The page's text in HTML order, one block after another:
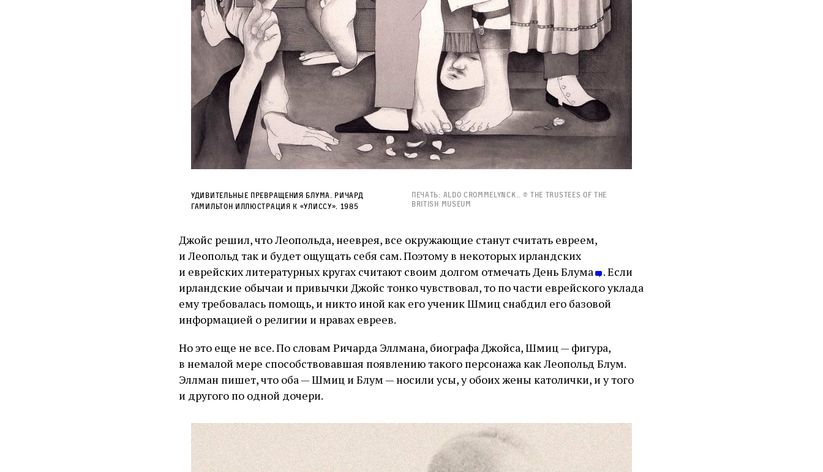
Удивительные превращения Блума. Ричард
Гамильтон Иллюстрация к «Улиссу». 1985
Печать: Aldo Crommelynck.. © The Trustees of the
British Museum
Джойс решил, что Леопольда, нееврея, все окружающие станут считать евреем,
и Леопольд так и будет ощущать себя сам. Поэтому в некоторых ирландских
и еврейских литературных кругах считают своим долгом отмечать День Блума . Если
ирландские обычаи и привычки Джойс тонко чувствовал, то по части еврейского уклада
ему требовалась помощь, и никто иной как его ученик Шмиц снабдил его базовой
информацией о религии и нравах евреев.
Но это еще не все. По словам Ричарда Эллмана, биографа Джойса, Шмиц — фигура,
в немалой мере способствовавшая появлению такого персонажа как Леопольд Блум.
Эллман пишет, что оба — Шмиц и Блум — носили усы, у обоих жены католички, и у того
и другого по одной дочери.